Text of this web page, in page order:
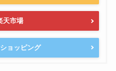
天市場
ョッピング